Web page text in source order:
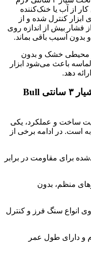
از آب یا خنک‌کننده
کنترل شده و از
فشار بیش از اندازه روی
آسیب باقی بماند.
در محیطی خشک و بدون
باعث می‌شود ابزار
دهد.
ویژگی‌ها و مزایای ابزار زن تخت شیار ۳ سانتی‌ Bull
از نظر کیفیت ساخت و عملکرد، یکی
است. در ادامه برخی از
برای مقاومت در برابر
منظم، بدون
انواع سنگ فرز و کنترل
و دارای طول عمر